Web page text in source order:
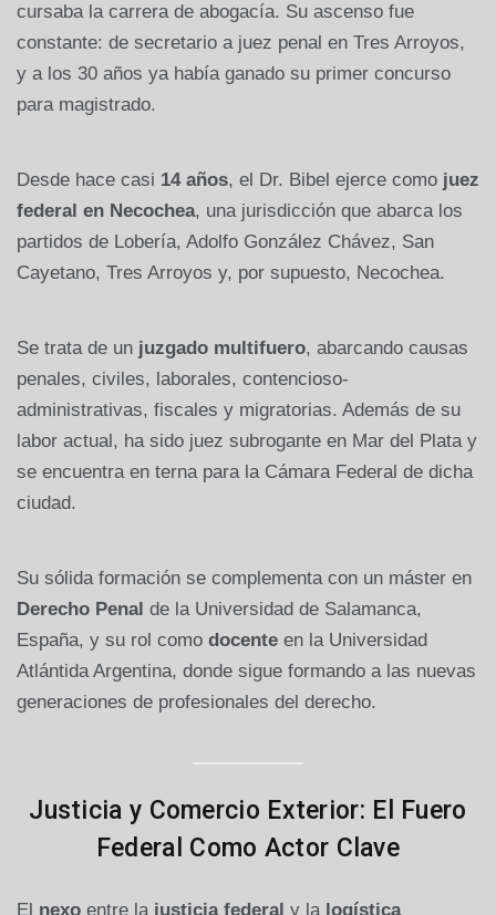
cursaba la carrera de abogacía. Su ascenso fue
constante: de secretario a juez penal en Tres Arroyos,
y a los 30 años ya había ganado su primer concurso
para magistrado.
Desde hace casi 14 años, el Dr. Bibel ejerce como juez
federal en Necochea, una jurisdicción que abarca los
partidos de Lobería, Adolfo González Chávez, San
Cayetano, Tres Arroyos y, por supuesto, Necochea.
Se trata de un juzgado multifuero, abarcando causas
penales, civiles, laborales, contencioso-
administrativas, fiscales y migratorias. Además de su
labor actual, ha sido juez subrogante en Mar del Plata y
se encuentra en terna para la Cámara Federal de dicha
ciudad.
Su sólida formación se complementa con un máster en
Derecho Penal de la Universidad de Salamanca,
España, y su rol como docente en la Universidad
Atlántida Argentina, donde sigue formando a las nuevas
generaciones de profesionales del derecho.
Justicia y Comercio Exterior: El Fuero
Federal Como Actor Clave
El nexo entre la justicia federal y la logística